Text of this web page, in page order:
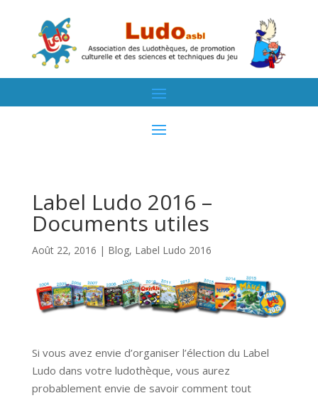
Label Ludo 2016 –
Documents utiles
Août 22, 2016 | Blog, Label Ludo 2016
Si vous avez envie d’organiser l’élection du Label
Ludo dans votre ludothèque, vous aurez
probablement envie de savoir comment tout